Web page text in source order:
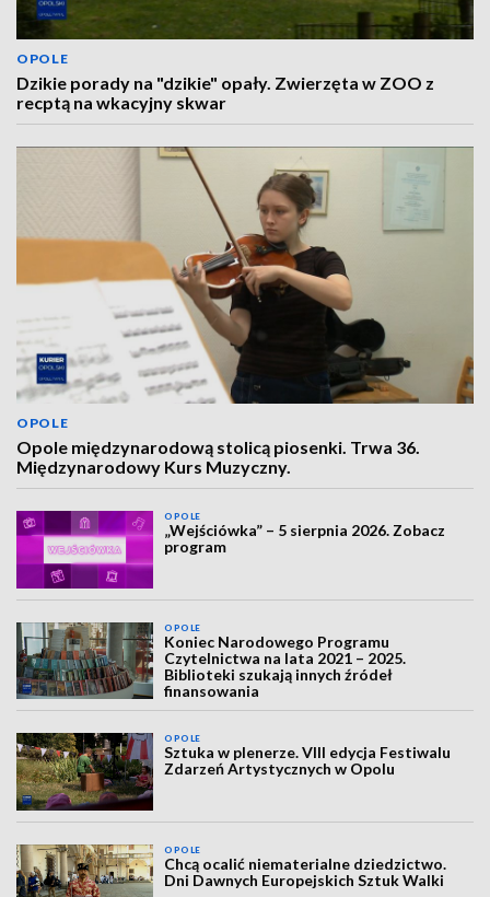
OPOLE
Dzikie porady na "dzikie" opały. Zwierzęta w ZOO z
recptą na wkacyjny skwar
OPOLE
Opole międzynarodową stolicą piosenki. Trwa 36.
Międzynarodowy Kurs Muzyczny.
OPOLE
„Wejściówka” – 5 sierpnia 2026. Zobacz
program
OPOLE
Koniec Narodowego Programu
Czytelnictwa na lata 2021 – 2025.
Biblioteki szukają innych źródeł
finansowania
OPOLE
Sztuka w plenerze. VIII edycja Festiwalu
Zdarzeń Artystycznych w Opolu
OPOLE
Chcą ocalić niematerialne dziedzictwo.
Dni Dawnych Europejskich Sztuk Walki